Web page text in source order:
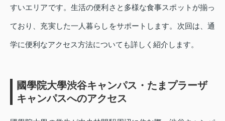
すいエリアです。生活の便利さと多様な食事スポットが揃っ
ており、充実した一人暮らしをサポートします。次回は、通
学に便利なアクセス方法についても詳しく紹介します。
國學院大學渋谷キャンパス・たまプラーザ
キャンパスへのアクセス